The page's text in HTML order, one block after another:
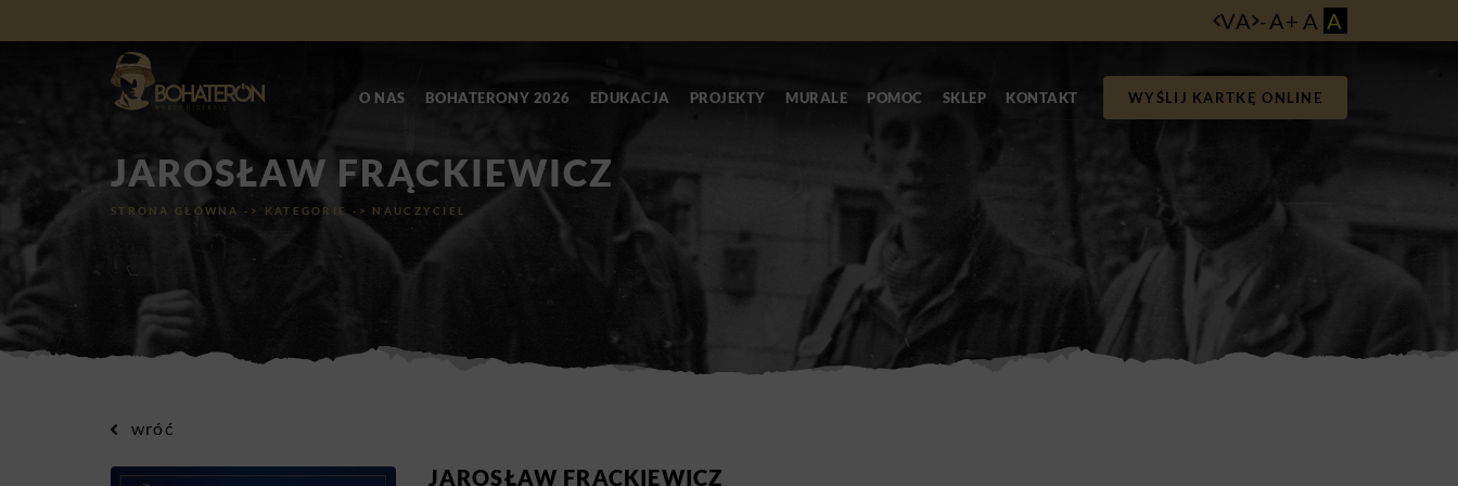
VA -A+ A A
O NAS BOHATERONY 2026 EDUKACJA PROJEKTY MURALE POMOC SKLEP KONTAKT WYŚLIJ KARTKĘ ONLINE
JAROSŁAW FRĄCKIEWICZ
STRONA GŁÓWNA -> KATEGORIE -> NAUCZYCIEL
wróć
JAROSŁAW FRĄCKIEWICZ